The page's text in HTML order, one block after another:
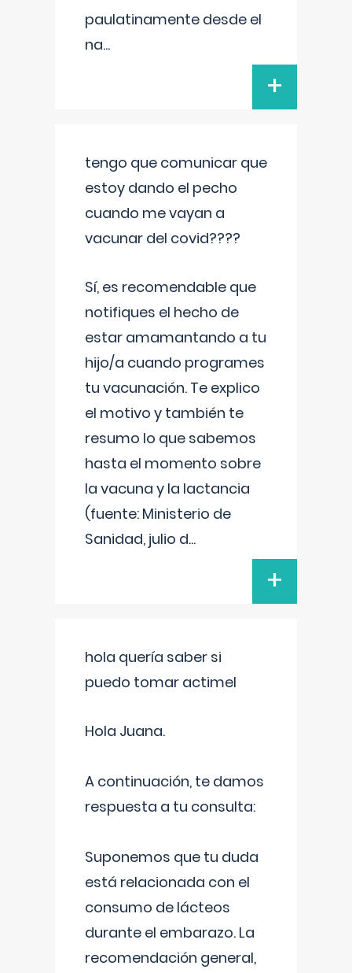
paulatinamente desde el
na...
+
tengo que comunicar que
estoy dando el pecho
cuando me vayan a
vacunar del covid????
Sí, es recomendable que
notifiques el hecho de
estar amamantando a tu
hijo/a cuando programes
tu vacunación. Te explico
el motivo y también te
resumo lo que sabemos
hasta el momento sobre
la vacuna y la lactancia
(fuente: Ministerio de
Sanidad, julio d...
+
hola quería saber si
puedo tomar actimel
Hola Juana.
A continuación, te damos
respuesta a tu consulta:
Suponemos que tu duda
está relacionada con el
consumo de lácteos
durante el embarazo. La
recomendación general,